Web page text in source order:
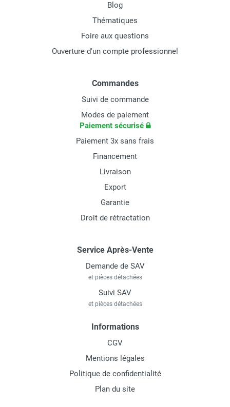
Blog
Thématiques
Foire aux questions
Ouverture d'un compte professionnel
Commandes
Suivi de commande
Modes de paiement
Paiement sécurisé
Paiement 3x sans frais
Financement
Livraison
Export
Garantie
Droit de rétractation
Service Après-Vente
Demande de SAV
et pièces détachées
Suivi SAV
et pièces détachées
Informations
CGV
Mentions légales
Politique de confidentialité
Plan du site